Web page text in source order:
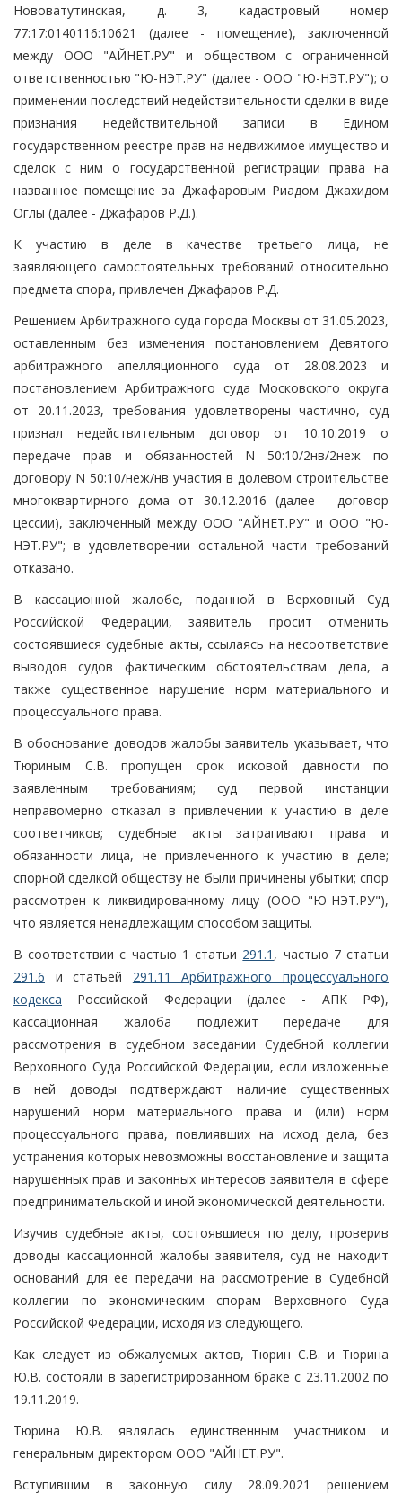
Нововатутинская, д. 3, кадастровый номер
77:17:0140116:10621 (далее - помещение), заключенной
между ООО "АЙНЕТ.РУ" и обществом с ограниченной
ответственностью "Ю-НЭТ.РУ" (далее - ООО "Ю-НЭТ.РУ"); о
применении последствий недействительности сделки в виде
признания недействительной записи в Едином
государственном реестре прав на недвижимое имущество и
сделок с ним о государственной регистрации права на
названное помещение за Джафаровым Риадом Джахидом
Оглы (далее - Джафаров Р.Д.).
К участию в деле в качестве третьего лица, не
заявляющего самостоятельных требований относительно
предмета спора, привлечен Джафаров Р.Д.
Решением Арбитражного суда города Москвы от 31.05.2023,
оставленным без изменения постановлением Девятого
арбитражного апелляционного суда от 28.08.2023 и
постановлением Арбитражного суда Московского округа
от 20.11.2023, требования удовлетворены частично, суд
признал недействительным договор от 10.10.2019 о
передаче прав и обязанностей N 50:10/2нв/2неж по
договору N 50:10/неж/нв участия в долевом строительстве
многоквартирного дома от 30.12.2016 (далее - договор
цессии), заключенный между ООО "АЙНЕТ.РУ" и ООО "Ю-
НЭТ.РУ"; в удовлетворении остальной части требований
отказано.
В кассационной жалобе, поданной в Верховный Суд
Российской Федерации, заявитель просит отменить
состоявшиеся судебные акты, ссылаясь на несоответствие
выводов судов фактическим обстоятельствам дела, а
также существенное нарушение норм материального и
процессуального права.
В обоснование доводов жалобы заявитель указывает, что
Тюриным С.В. пропущен срок исковой давности по
заявленным требованиям; суд первой инстанции
неправомерно отказал в привлечении к участию в деле
соответчиков; судебные акты затрагивают права и
обязанности лица, не привлеченного к участию в деле;
спорной сделкой обществу не были причинены убытки; спор
рассмотрен к ликвидированному лицу (ООО "Ю-НЭТ.РУ"),
что является ненадлежащим способом защиты.
В соответствии с частью 1 статьи 291.1 , частью 7 статьи
291.6 и статьей 291.11 Арбитражного процессуального
кодекса Российской Федерации (далее - АПК РФ),
кассационная жалоба подлежит передаче для
рассмотрения в судебном заседании Судебной коллегии
Верховного Суда Российской Федерации, если изложенные
в ней доводы подтверждают наличие существенных
нарушений норм материального права и (или) норм
процессуального права, повлиявших на исход дела, без
устранения которых невозможны восстановление и защита
нарушенных прав и законных интересов заявителя в сфере
предпринимательской и иной экономической деятельности.
Изучив судебные акты, состоявшиеся по делу, проверив
доводы кассационной жалобы заявителя, суд не находит
оснований для ее передачи на рассмотрение в Судебной
коллегии по экономическим спорам Верховного Суда
Российской Федерации, исходя из следующего.
Как следует из обжалуемых актов, Тюрин С.В. и Тюрина
Ю.В. состояли в зарегистрированном браке с 23.11.2002 по
19.11.2019.
Тюрина Ю.В. являлась единственным участником и
генеральным директором ООО "АЙНЕТ.РУ".
Вступившим в законную силу 28.09.2021 решением